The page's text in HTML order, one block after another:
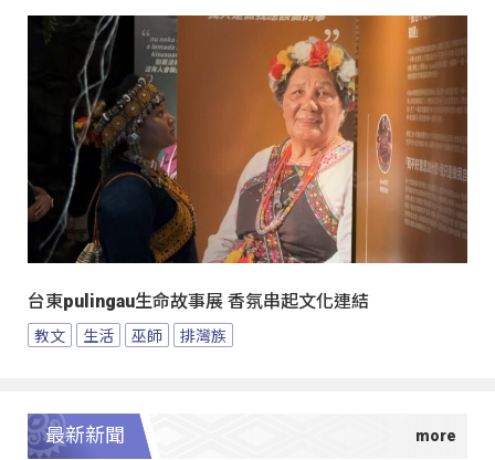
台東pulingau生命故事展 香氛串起文化連結
教文 生活 巫師 排灣族
最新新聞